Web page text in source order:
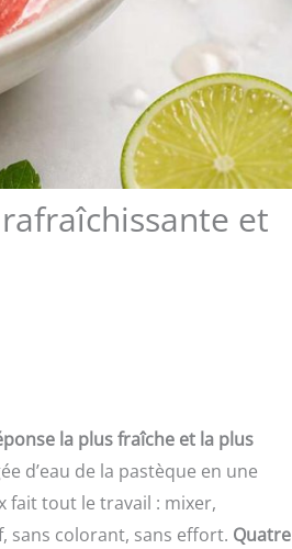
et
la plus fraîche et la plus
d’eau de la pastèque en une
fait tout le travail : mixer,
sans colorant, sans effort. Quatre